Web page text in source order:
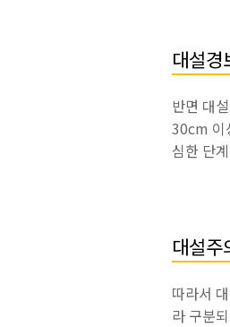
대설경
반면 대
30cm 이
심한 단
대설주
따라서
라 구분